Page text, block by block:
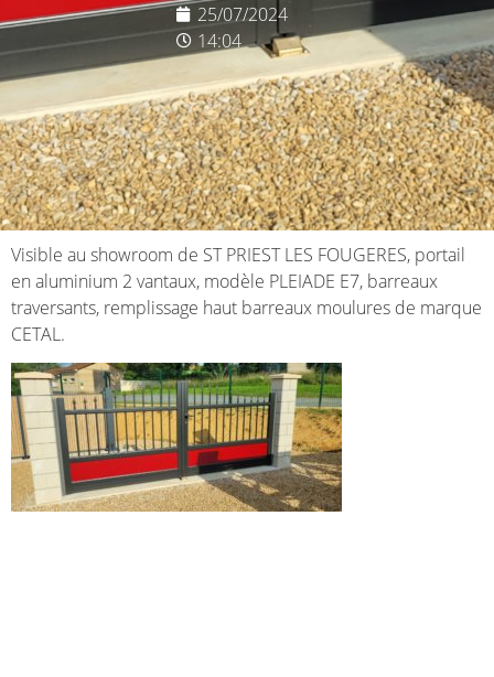
25/07/2024
14:04
Visible au showroom de ST PRIEST LES FOUGERES, portail
en aluminium 2 vantaux, modèle PLEIADE E7, barreaux
traversants, remplissage haut barreaux moulures de marque
CETAL.